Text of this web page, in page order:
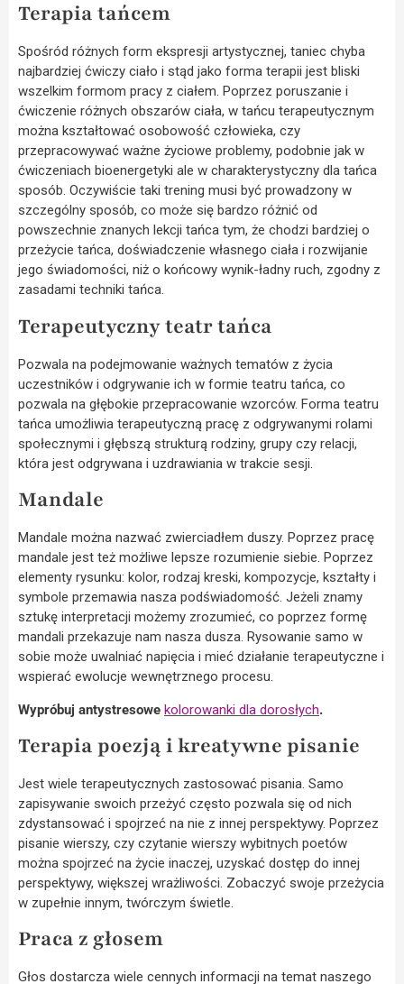
Terapia tańcem
Spośród różnych form ekspresji artystycznej, taniec chyba
najbardziej ćwiczy ciało i stąd jako forma terapii jest bliski
wszelkim formom pracy z ciałem. Poprzez poruszanie i
ćwiczenie różnych obszarów ciała, w tańcu terapeutycznym
można kształtować osobowość człowieka, czy
przepracowywać ważne życiowe problemy, podobnie jak w
ćwiczeniach bioenergetyki ale w charakterystyczny dla tańca
sposób. Oczywiście taki trening musi być prowadzony w
szczególny sposób, co może się bardzo różnić od
powszechnie znanych lekcji tańca tym, że chodzi bardziej o
przeżycie tańca, doświadczenie własnego ciała i rozwijanie
jego świadomości, niż o końcowy wynik-ładny ruch, zgodny z
zasadami techniki tańca.
Terapeutyczny teatr tańca
Pozwala na podejmowanie ważnych tematów z życia
uczestników i odgrywanie ich w formie teatru tańca, co
pozwala na głębokie przepracowanie wzorców. Forma teatru
tańca umożliwia terapeutyczną pracę z odgrywanymi rolami
społecznymi i głębszą strukturą rodziny, grupy czy relacji,
która jest odgrywana i uzdrawiania w trakcie sesji.
Mandale
Mandale można nazwać zwierciadłem duszy. Poprzez pracę
mandale jest też możliwe lepsze rozumienie siebie. Poprzez
elementy rysunku: kolor, rodzaj kreski, kompozycje, kształty i
symbole przemawia nasza podświadomość. Jeżeli znamy
sztukę interpretacji możemy zrozumieć, co poprzez formę
mandali przekazuje nam nasza dusza. Rysowanie samo w
sobie może uwalniać napięcia i mieć działanie terapeutyczne i
wspierać ewolucje wewnętrznego procesu.
Wypróbuj antystresowe kolorowanki dla dorosłych.
Terapia poezją i kreatywne pisanie
Jest wiele terapeutycznych zastosować pisania. Samo
zapisywanie swoich przeżyć często pozwala się od nich
zdystansować i spojrzeć na nie z innej perspektywy. Poprzez
pisanie wierszy, czy czytanie wierszy wybitnych poetów
można spojrzeć na życie inaczej, uzyskać dostęp do innej
perspektywy, większej wrażliwości. Zobaczyć swoje przeżycia
w zupełnie innym, twórczym świetle.
Praca z głosem
Głos dostarcza wiele cennych informacji na temat naszego